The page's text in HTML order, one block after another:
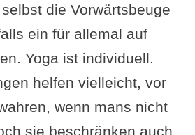
die Vorwärtsbeuge
ein für allemal auf
Yoga ist individuell.
helfen vielleicht, vor
wenn mans nicht
sie beschränken auch